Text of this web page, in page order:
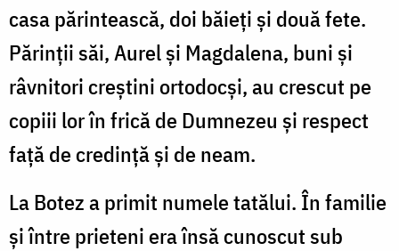
casa părintească, doi băieți și două fete.
Părinții săi, Aurel și Magdalena, buni și
râvnitori creștini ortodocși, au crescut pe
copiii lor în frică de Dumnezeu și respect
față de credință și de neam.
La Botez a primit numele tatălui. În familie
și între prieteni era însă cunoscut sub